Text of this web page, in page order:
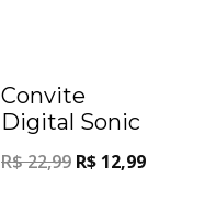
Convite
Digital Sonic
R$22,99 R$ 12,99